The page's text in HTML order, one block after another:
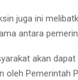
juga ini
antara
akan
Pemerintah